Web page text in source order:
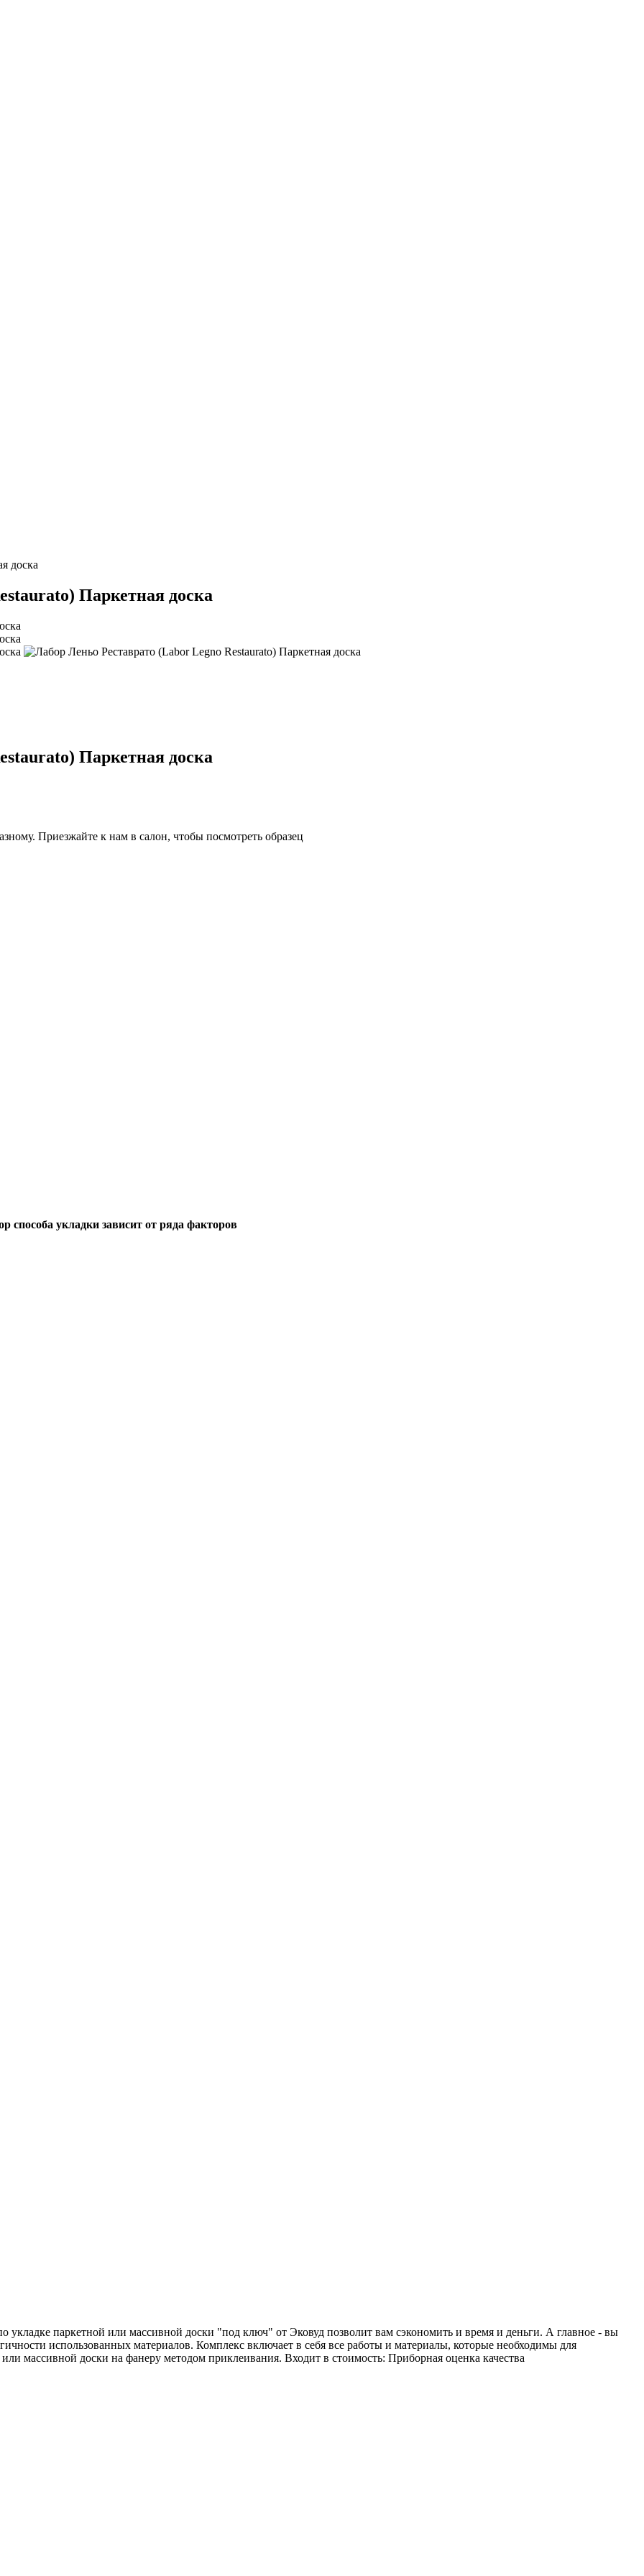
доска
Паркетная доска
Паркетная доска
Приезжайте к нам в салон, чтобы посмотреть образец
укладки зависит от ряда факторов
паркетной или массивной доски "под ключ" от Эковуд позволит вам сэкономить и время и деньги. А главное - вы
использованных материалов. Комплекс включает в себя все работы и материалы, которые необходимы для
массивной доски на фанеру методом приклеивания. Входит в стоимость: Приборная оценка качества